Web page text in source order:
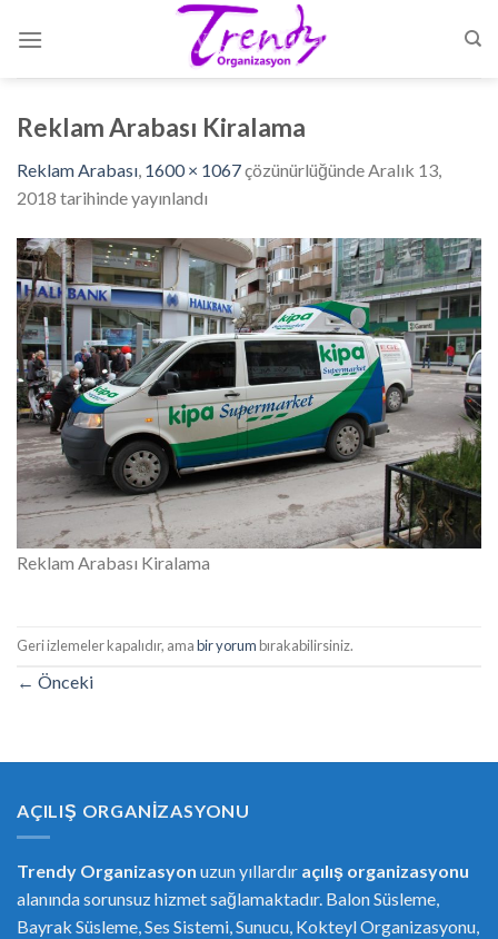
Reklam Arabası Kiralama
Reklam Arabası, 1600 × 1067çözünürlüğündeAralık 13,
2018 tarihinde yayınlandı
Reklam Arabası Kiralama
Geri izlemeler kapalıdır, amabir yorumbırakabilirsiniz.
← Önceki
AÇILIŞ ORGANIZASYONU
Trendy Organizasyon uzun yıllardır açılış organizasyonu
alanında sorunsuz hizmet sağlamaktadır. Balon Süsleme,
Bayrak Süsleme, Ses Sistemi, Sunucu, Kokteyl Organizasyonu,